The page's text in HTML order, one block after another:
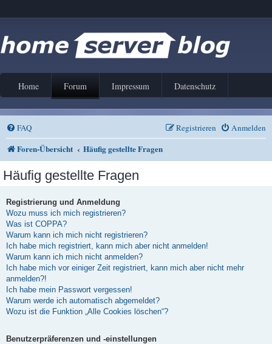
Home Forum Impressum Datenschutz
FAQ Anmelden
Registrieren
Foren-Übersicht Häufig gestellte Fragen
Häufig gestellte Fragen
Registrierung und Anmeldung
Wozu muss ich mich registrieren?
Was ist COPPA?
Warum kann ich mich nicht registrieren?
Ich habe mich registriert, kann mich aber nicht anmelden!
Warum kann ich mich nicht anmelden?
Ich habe mich vor einiger Zeit registriert, kann mich aber nicht mehr
anmelden?!
Ich habe mein Passwort vergessen!
Warum werde ich automatisch abgemeldet?
Wozu ist die Funktion „Alle Cookies löschen“?
Benutzerpräferenzen und -einstellungen